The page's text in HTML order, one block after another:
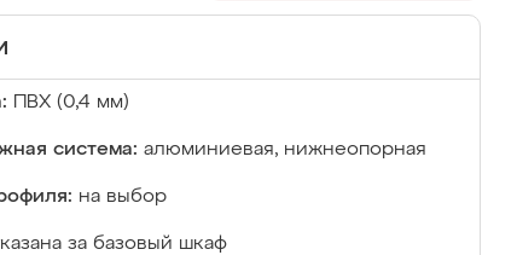
ПВХ (0,4 мм)
система: алюминиевая, нижнеопорная
на выбор
за базовый шкаф